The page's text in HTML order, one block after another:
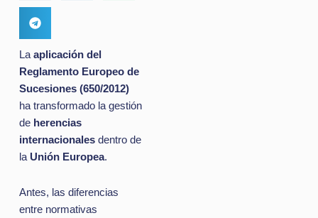
La aplicación del
Reglamento Europeo de
Sucesiones (650/2012)
ha transformado la gestión
de herencias
internacionalesdentro de
la Unión Europea.
Antes, las diferencias
entre normativas